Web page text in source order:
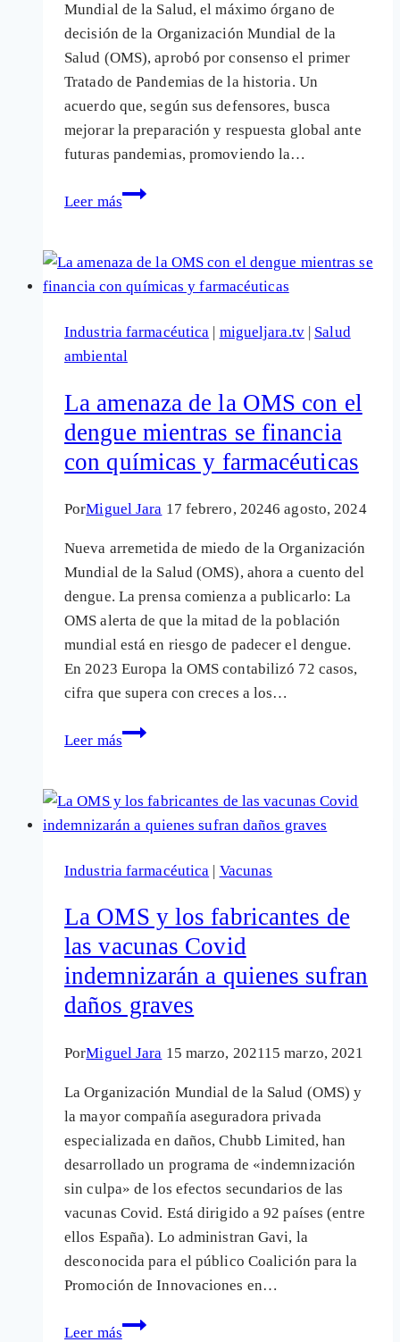
Mundial de la Salud, el máximo órgano de
decisión de la Organización Mundial de la
Salud (OMS), aprobó por consenso el primer
Tratado de Pandemias de la historia. Un
acuerdo que, según sus defensores, busca
mejorar la preparación y respuesta global ante
futuras pandemias, promoviendo la…
Leer más
El
pandemias
de
OMS:
¿Normalizar
instauración
de
un
Hermano
Industria farmacéutica migueljara.tv| Salud
ambiental
La amenaza de la OMS con el
dengue mientras se financia
con químicas y farmacéuticas
PorMiguel Jara 17 febrero, 20246 agosto, 2024
Nueva arremetida de miedo de la Organización
Mundial de la Salud (OMS), ahora a cuento del
dengue. La prensa comienza a publicarlo: La
OMS alerta de que la mitad de la población
mundial está en riesgo de padecer el dengue.
En 2023 Europa la OMS contabilizó 72 casos,
cifra que supera con creces a los…
Leer más
La
la
OMS
el
mientras
se
financia
con
químicas
y
Industria farmacéutica | Vacunas
La OMS y los fabricantes de
las vacunas Covid
indemnizarán a quienes sufran
daños graves
PorMiguel Jara 15 marzo, 202115 marzo, 2021
La Organización Mundial de la Salud (OMS) y
la mayor compañía aseguradora privada
especializada en daños, Chubb Limited, han
desarrollado un programa de «indemnización
sin culpa» de los efectos secundarios de las
vacunas Covid. Está dirigido a 92 países (entre
ellos España). Lo administran Gavi, la
desconocida para el público Coalición para la
Promoción de Innovaciones en…
Leer más
La